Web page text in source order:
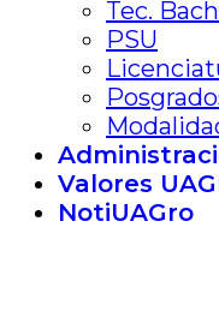
Tec.
PSU
Valores
NotiUAGro